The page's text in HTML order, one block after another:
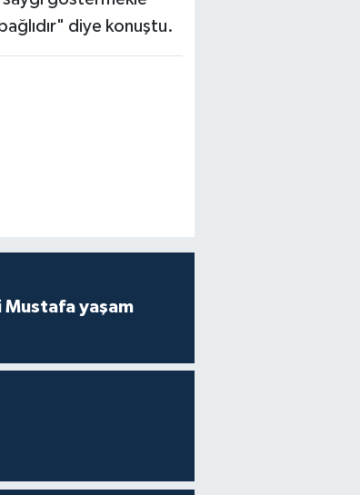
diye konuştu.
Mustafa yaşam